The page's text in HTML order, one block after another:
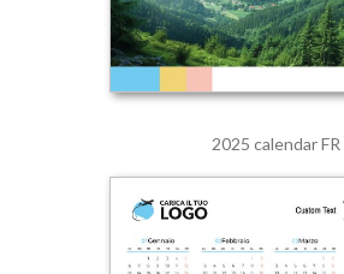
2025 calendar FR